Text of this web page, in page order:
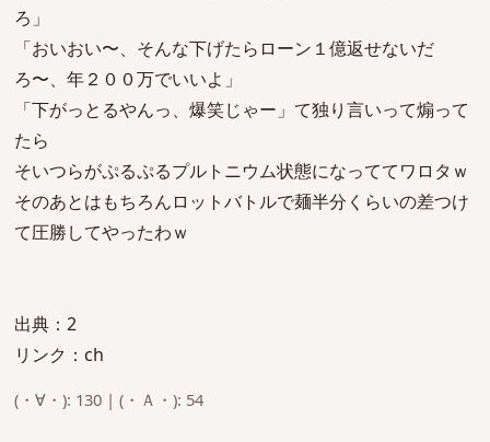
ろ」
「おいおい〜、そんな下げたらローン１億返せないだ
ろ〜、年２００万でいいよ」
「下がっとるやんっ、爆笑じゃー」て独り言いって煽って
たら
そいつらがぷるぷるプルトニウム状態になっててワロタｗ
そのあとはもちろんロットバトルで麺半分くらいの差つけ
て圧勝してやったわｗ
出典：2
リンク：ch
(・∀・): 130 | (・Ａ・): 54